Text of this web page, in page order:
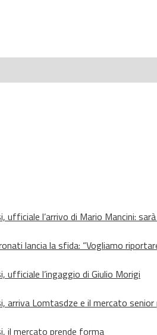
l’arrivo di Mario Mancini:
lancia la sfida: “Vogliamo
ufficiale l’ingaggio di Giulio Morigi
arriva Lomtasdze e il mercato
il mercato prende forma